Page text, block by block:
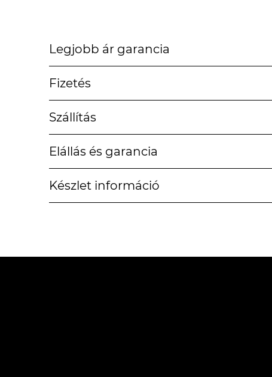
Legjobb ár garancia
Fizetés
Szállítás
Elállás és garancia
Készlet információ